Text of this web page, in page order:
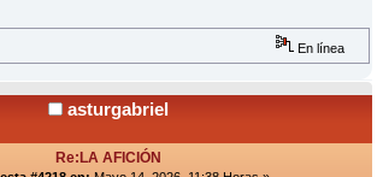
En línea
asturgabriel
Re:LA AFICIÓN